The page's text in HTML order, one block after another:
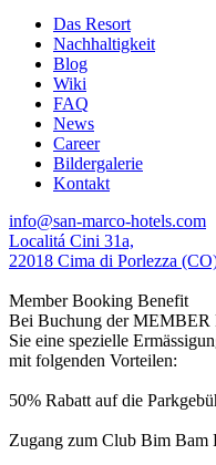
Das Resort
Nachhaltigkeit
Blog
Wiki
FAQ
News
Career
Bildergalerie
Kontakt
info@san-marco-hotels.com
Localitá Cini 31a,
22018 Cima di Porlezza
Member Booking Benefit
Bei Buchung der MEMBER
Sie eine spezielle
mit folgenden Vorteilen:
50% Rabatt auf die
Zugang zum Club Bim Bam